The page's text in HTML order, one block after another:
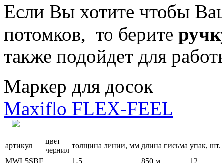
Если Вы хотите чтобы
потомков, то берите
также подойдет для
Маркер для досок
Maxiflo FLEX-FEEL
артикул
цвет
чернил
толщина линии, мм длина письма упак, шт.
MWL5SBF
1-5 850 м 12